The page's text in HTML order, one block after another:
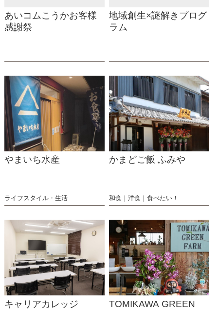
あいコムこうかお客様
感謝祭
地域創生×謎解きプログ
ラム
やまいち水産
ライフスタイル・生活
かまどご飯 ふみや
和食 洋食 食べたい！
キャリアカレッジ
TOMIKAWA GREEN